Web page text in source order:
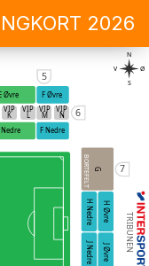
2026
TRIBUNEN
N
S
V Ø
5
6
7
BORTEFELT
E Øvre
E Nedre
F Øvre
F Nedre
G
H Øvre
H Nedre
J Øvre
J Nedre
VIP
K
VIP
L
VIP
M
VIP
N